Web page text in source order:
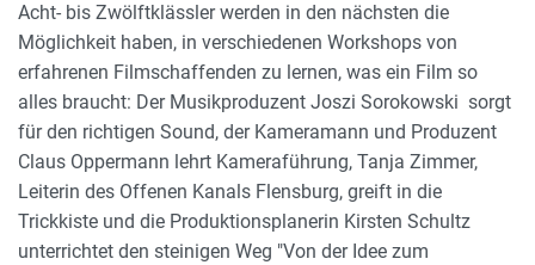
Acht- bis Zwölftklässler werden in den nächsten die
Möglichkeit haben, in verschiedenen Workshops von
erfahrenen Filmschaffenden zu lernen, was ein Film so
alles braucht: Der Musikproduzent Joszi Sorokowski sorgt
für den richtigen Sound, der Kameramann und Produzent
Claus Oppermann lehrt Kameraführung, Tanja Zimmer,
Leiterin des Offenen Kanals Flensburg, greift in die
Trickkiste und die Produktionsplanerin Kirsten Schultz
unterrichtet den steinigen Weg "Von der Idee zum